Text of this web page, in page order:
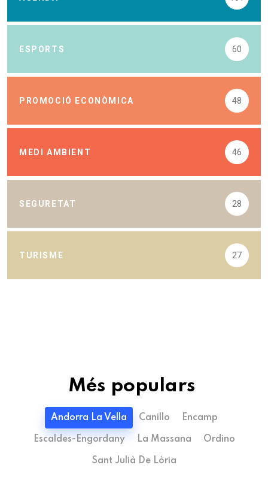
ESPORTS 60
PROMOCIÓ ECONÒMICA 48
MEDI AMBIENT 46
SEGURETAT 28
TURISME 27
Més populars
Andorra La Vella Canillo Encamp
Escaldes-Engordany La Massana Ordino
Sant Julià De Lòria